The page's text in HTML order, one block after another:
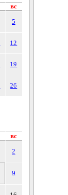
вс
5
12
19
26
вс
2
9